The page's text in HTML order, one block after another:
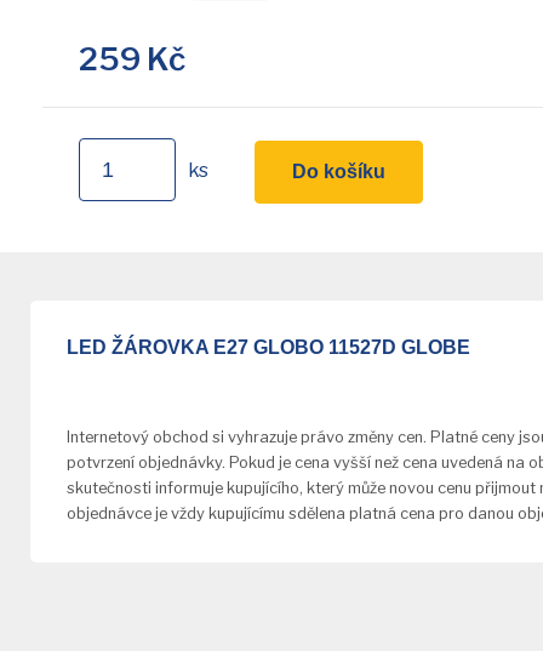
259 Kč
ks Do košíku
LED ŽÁROVKA E27 GLOBO 11527D GLOBE
Internetový obchod si vyhrazuje právo změny cen. Platné ceny
potvrzení objednávky. Pokud je cena vyšší než cena uvedená na
skutečnosti informuje kupujícího, který může novou cenu
objednávce je vždy kupujícímu sdělena platná cena pro danou